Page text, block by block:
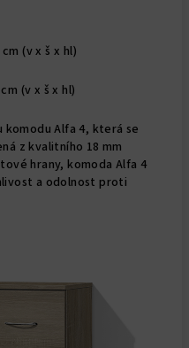
(v x š x hl)
(v x š x hl)
komodu Alfa 4, která se
z kvalitního 18 mm
hrany, komoda Alfa 4
a odolnost proti